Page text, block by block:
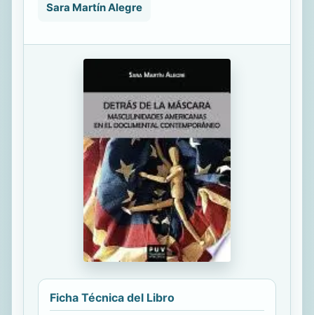
Sara Martín Alegre
Ficha Técnica del Libro